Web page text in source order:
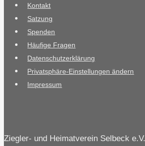
Kontakt
Satzung
Spenden
Häufige Fragen
Datenschutzerklärung
Privatsphäre-Einstellungen ändern
Impressum
Ziegler- und Heimatverein Selbeck e.V.